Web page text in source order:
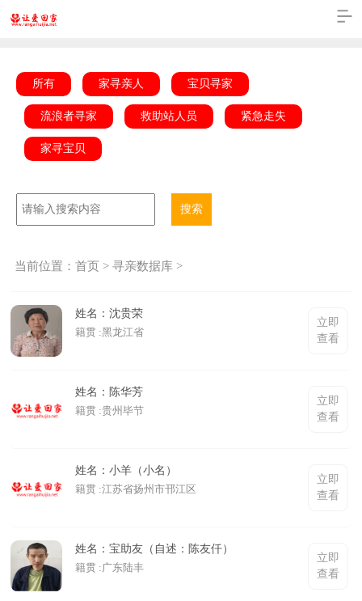
所有 家寻亲人 宝贝寻家
流浪者寻家 救助站人员 紧急走失
家寻宝贝
搜索
当前位置：首页 >寻亲数据库 >
姓名：沈贵荣
籍贯 :黑龙江省
立即
查看
姓名：陈华芳
籍贯 :贵州毕节
立即
查看
姓名：小羊（小名）
籍贯 :江苏省扬州市邗江区
立即
查看
姓名：宝助友（自述：陈友仟）
籍贯 :广东陆丰
立即
查看